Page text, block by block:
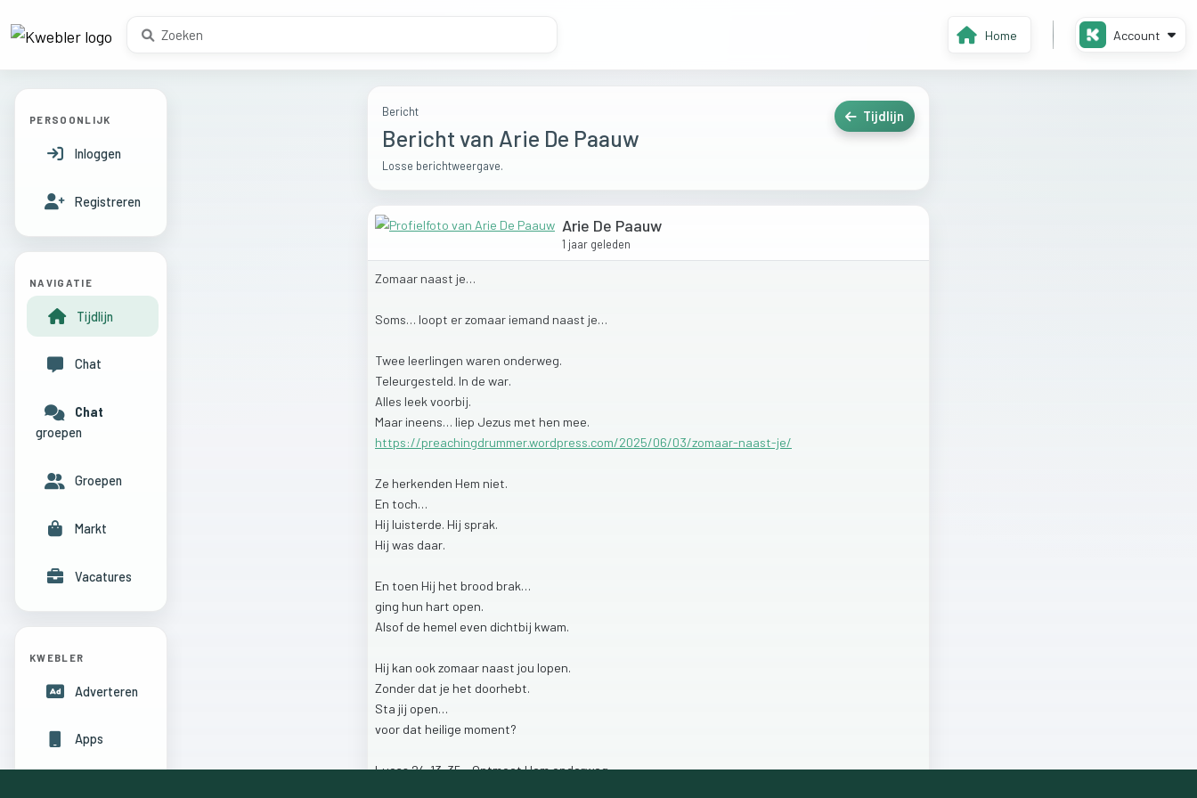
Home Account
Bericht
Bericht van Arie De Paauw
Losse berichtweergave.
Tijdlijn
Arie De Paauw
1 jaar geleden
Zomaar naast je…
Soms… loopt erzomaar iemand naast je…
Twee leerlingen waren onderweg.
Teleurgesteld. In de war.
Alles leek voorbij.
Maar ineens… liep Jezus met hen mee.
https://preachingdrummer.wordpress.com/2025/06/03/zomaar-naast-je/
Ze herkenden Hem niet.
En toch…
Hij luisterde. Hij sprak.
Hij was daar.
En toen Hij het brood brak…
ging hun hart open.
Alsof de hemel even dichtbij kwam.
Hij kan ook zomaar naast jou lopen.
Zonder dat je het doorhebt.
Sta jij open…
voor dat heilige moment?
Lucas24:13-35–OntmoetHemonderweg
PERSOONLIJK
Inloggen
Registreren
NAVIGATIE
Tijdlijn
Chat
Chat
groepen
Groepen
Markt
Vacatures
KWEBLER
Adverteren
Apps